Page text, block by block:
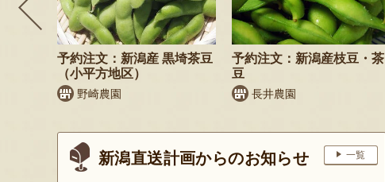
予約注文：新潟産 黒埼茶豆
（小平方地区）
野崎農園
予約注文：新潟産枝豆・茶
豆
長井農園
新潟直送計画からのお知らせ 一覧